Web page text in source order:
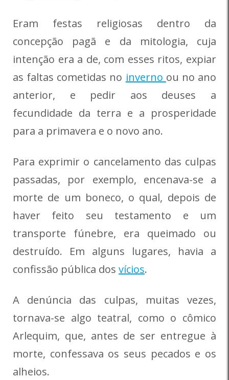
Eram festas religiosas dentro da
concepção pagã e da mitologia, cuja
intenção era a de, com esses ritos, expiar
as faltas cometidas no inverno ou no ano
anterior, e pedir aos deuses a
fecundidade da terra e a prosperidade
para a primavera e o novo ano.
Para exprimir o cancelamento das culpas
passadas, por exemplo, encenava-se a
morte de um boneco, o qual, depois de
haver feito seu testamento e um
transporte fúnebre, era queimado ou
destruído. Em alguns lugares, havia a
confissão pública dos vícios.
A denúncia das culpas, muitas vezes,
tornava-se algo teatral, como o cômico
Arlequim, que, antes de ser entregue à
morte, confessava os seus pecados e os
alheios.